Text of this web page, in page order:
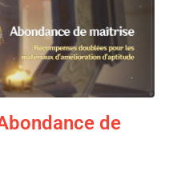
de